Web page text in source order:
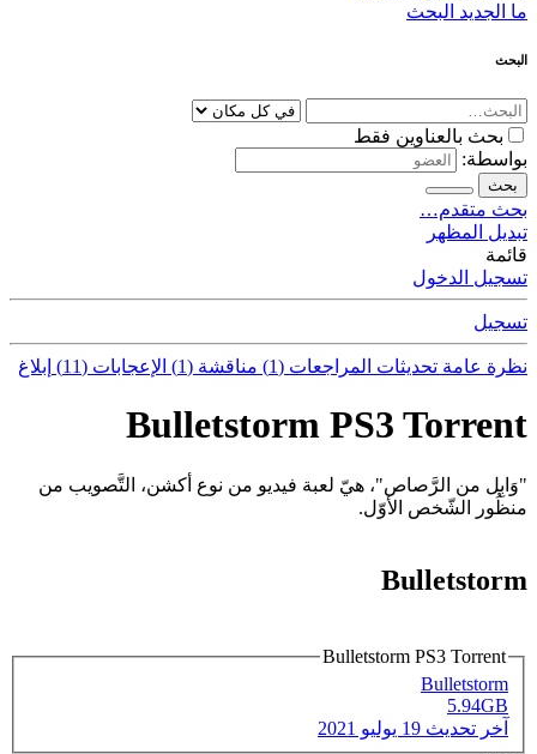
ما الجديد البحث
البحث
بحث بالعناوين فقط
بواسطة:
بحث
بحث متقدم…
تبديل المظهر
قائمة
تسجيل الدخول
تسجيل
نظرة عامة تحديثات المراجعات (1) مناقشة (1) الإعجابات (11) إبلاغ
Bulletstorm PS3 Torrent
"وَابِل من الرَّصاص"، هيّ لعبة فيديو من نوع أكشن، التَّصويب من
منظُور الشّخص الأوّل.
Bulletstorm
Bulletstorm PS3 Torrent
Bulletstorm
5.94GB
آخر تحديث 19 يوليو 2021